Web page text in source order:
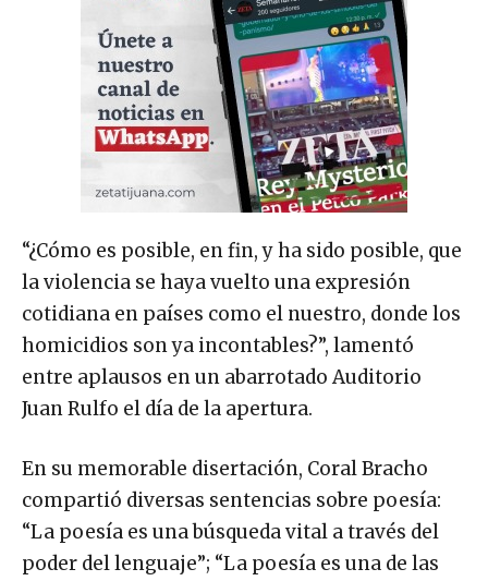
“¿Cómo es posible, en fin, y ha sido posible, que
la violencia se haya vuelto una expresión
cotidiana en países como el nuestro, donde los
homicidios son ya incontables?”, lamentó
entre aplausos en un abarrotado Auditorio
Juan Rulfo el día de la apertura.
En su memorable disertación, Coral Bracho
compartió diversas sentencias sobre poesía:
“La poesía es una búsqueda vital a través del
poder del lenguaje”; “La poesía es una de las